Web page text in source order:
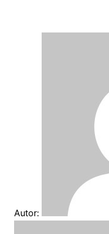
Autor: